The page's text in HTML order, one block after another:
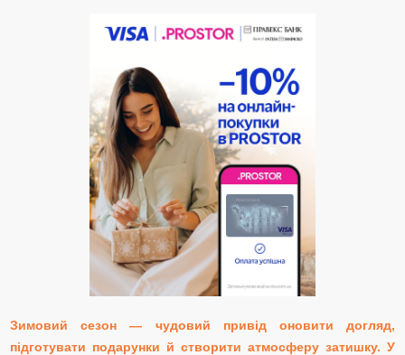
Зимовий сезон — чудовий привід оновити догляд,
підготувати подарунки й створити атмосферу затишку. У